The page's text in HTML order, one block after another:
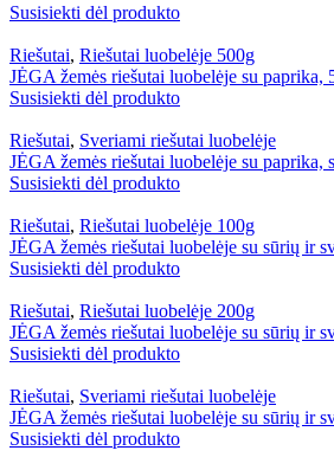
Susisiekti dėl produkto
Riešutai, Riešutai luobelėje 500g
JĖGA žemės riešutai luobelėje su paprika,
Susisiekti dėl produkto
Riešutai, Sveriami riešutai luobelėje
JĖGA žemės riešutai luobelėje su paprika,
Susisiekti dėl produkto
Riešutai, Riešutai luobelėje 100g
JĖGA žemės riešutai luobelėje su sūrių ir
Susisiekti dėl produkto
Riešutai, Riešutai luobelėje 200g
JĖGA žemės riešutai luobelėje su sūrių ir
Susisiekti dėl produkto
Riešutai, Sveriami riešutai luobelėje
JĖGA žemės riešutai luobelėje su sūrių ir
Susisiekti dėl produkto